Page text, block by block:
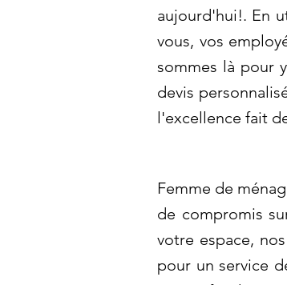
aujourd'hui!. En
vous, vos
sommes là pour
devis
l'excellence fait
Femme de
de compromis
votre espace,
pour un service